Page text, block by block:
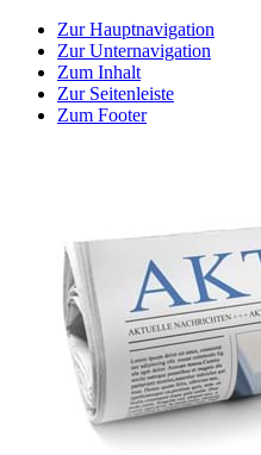
Zur Hauptnavigation
Zur Unternavigation
Zum Inhalt
Zur Seitenleiste
Zum Footer